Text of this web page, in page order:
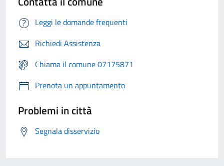
Leggi le domande frequenti
Richiedi Assistenza
Chiama il comune 07175871
Prenota un appuntamento
Problemi in città
Segnala disservizio